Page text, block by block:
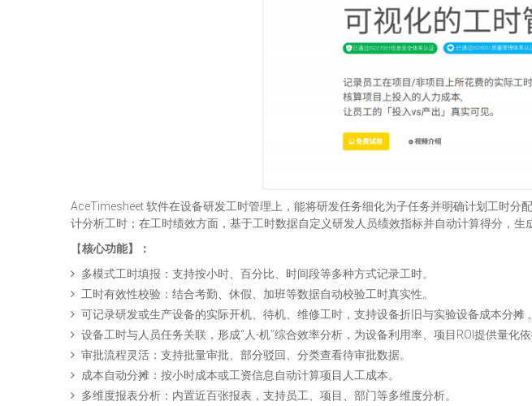
AceTimesheet 软件在设备研发工时管理上，能将研发任务细化为子任务并明确计划工时
计分析工时；在工时绩效方面，基于工时数据自定义研发人员绩效指标并自动计算得分，生
【核心功能】
：
多模式工时填报：支持按小时、百分比、时间段等多种方式记录工时。
工时有效性校验：结合考勤、休假、加班等数据自动校验工时真实性。
可记录研发或生产设备的实际开机、待机、维修工时，支持设备折旧与实验设备成本分摊 。
设备工时与人员任务关联，形成“人-机”综合效率分析，为设备利用率、项目ROI提供量化依
审批流程灵活：支持批量审批、部分驳回、分类查看待审批数据。
成本自动分摊：按小时成本或工资信息自动计算项目人工成本。
多维度报表分析：内置近百张报表，支持员工、项目、部门等多维度分析。